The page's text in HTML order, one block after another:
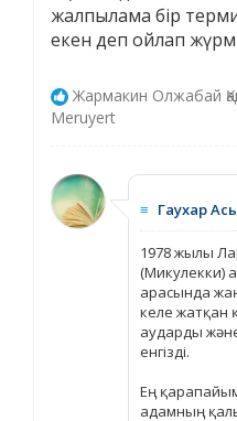
жалпылама бір
екен деп ойлап
Жармакин Олжабай
Meruyert
≡ Гаухар
1978 жылы
(Микулекки)
арасында
келе жатқан
аударды
енгізді.
Ең
адамның